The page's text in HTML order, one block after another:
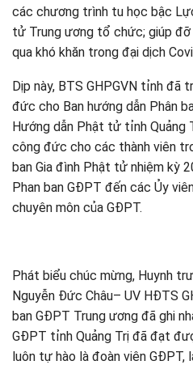
các chương trình tu học bậc
tử Trung ương tổ chức; giúp
qua khó khăn trong đại dịch
Dịp này, BTS GHPGVN tỉnh đã
đức cho Ban hướng dẫn Phân
Hướng dẫn Phật tử tỉnh Quảng
công đức cho các thành viên
ban Gia đình Phật tử nhiệm kỳ
Phan ban GĐPT đến các Ủy
chuyên môn của GĐPT.
Phát biểu chúc mừng, Huynh
Nguyễn Đức Châu– UV HĐTS
ban GĐPT Trung ương đã ghi
GĐPT tỉnh Quảng Trị đã đạt
luôn tự hào là đoàn viên GĐPT,